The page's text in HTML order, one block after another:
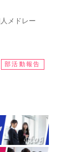
メドレー
部活動報告